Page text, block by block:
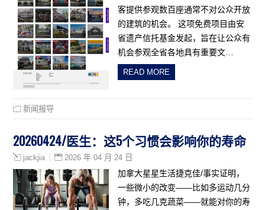
客提供参观数百座通常不对公众开放
的建筑的机会。 这项免费项目由安
省遗产信托基金发起，旨在让公众有
机会参观全省各地具有重要文…
READ MORE
新闻报导
20260424/医生：这5个习惯会影响你的寿命
jackjia 2026 年 04 月 24 日
加拿大星星生活捷克佳/事实证明，
一些微小的改变——比如多运动几分
钟，多吃几克蔬菜——就能对你的寿